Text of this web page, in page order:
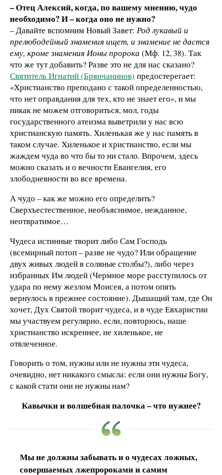
– Отец Алексий, когда, по вашему мнению, чудо
необходимо? И – когда оно не нужно?
– Давайте вспомним Новый Завет: Род лукавый и
прелюбодейный знамения ищет, и знамение не дастся
ему, кроме знамения Ионы пророка (Мф. 12, 38). Так
что же тут добавить? Разве это не для нас сказано?
Святитель Игнатий (Брянчанинов) предостерегает:
«Христианство преподано с такой определенностью,
что нет оправдания для тех, кто не знает его», и мы
никак не можем отговориться, мол, годы
государственного атеизма выветрили у нас всю
христианскую память. Хиленькая же у нас память в
таком случае. Хиленькое и христианство, если мы
жаждем чуда во что бы то ни стало. Впрочем, здесь
можно сказать и о вечности Евангелия, его
злободневности во все времена.
А чудо – как же можно его определить?
Сверхъестественное, необъяснимое, нежданное,
неотвратимое…
Чудеса истинные творит либо Сам Господь
(всемирный потоп – разве не чудо? Или обращение
двух живых людей в соляные столбы?), либо через
избранных Им людей (Чермное море расступилось от
удара по нему жезлом Моисея, а потом опять
вернулось в прежнее состояние). Дышащий там, где Он
хочет, Дух Святой творит чудеса, и в чуде Евхаристии
мы участвуем регулярно, если, повторюсь, наше
христианство искреннее, не хиленькое, не
отвлеченное.
Говорить о том, нужны или не нужны эти чудеса,
очевидно, нет никакого смысла: если они нужны Богу,
с какой стати они не нужны нам?
Кавычки и волшебная палочка – что нужнее?
Мы не должны забывать и о чудесах ложных,
совершаемых лжепророками и самим